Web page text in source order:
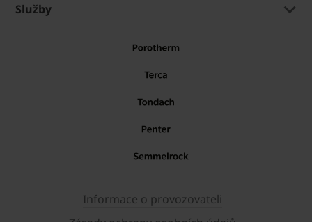
Služby
Informace o provozovateli